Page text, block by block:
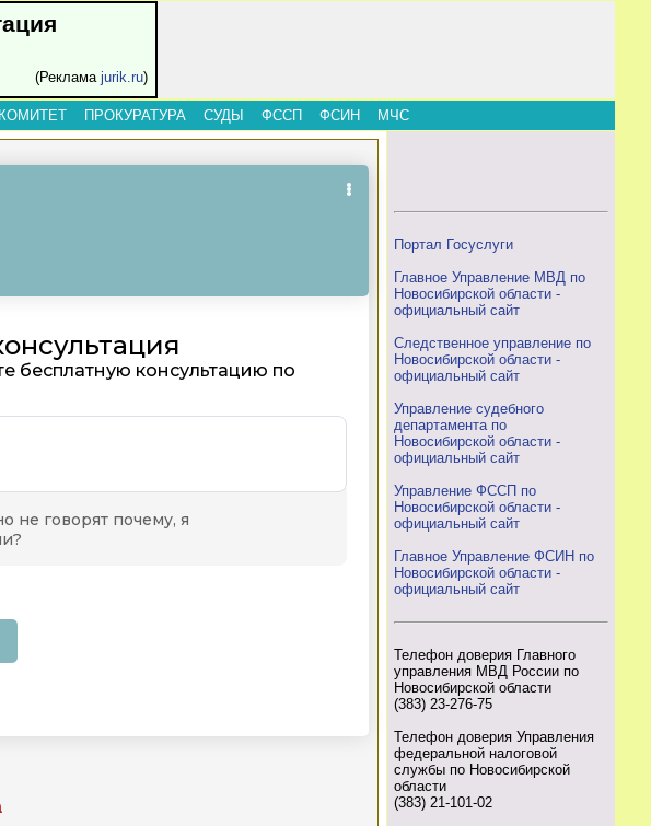
(Реклама jurik.ru)
ПРОКУРАТУРА СУДЫ ФССП ФСИН МЧС
Портал Госуслуги
Главное Управление МВД по
Новосибирской области -
официальный сайт
Следственное управление по
Новосибирской области -
официальный сайт
Управление судебного
департамента по
Новосибирской области -
официальный сайт
Управление ФССП по
Новосибирской области -
официальный сайт
Главное Управление ФСИН по
Новосибирской области -
официальный сайт
Телефон доверия Главного
управления МВД России по
Новосибирской области
(383) 23-276-75
Телефон доверия Управления
федеральной налоговой
службы по Новосибирской
области
(383) 21-101-02